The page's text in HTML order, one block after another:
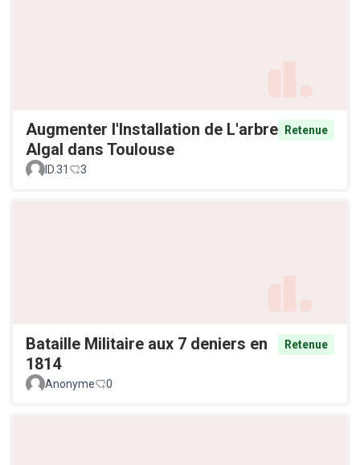
Augmenter l'Installation de L'arbre
Algal dans Toulouse
Retenue
ID.31 3
Bataille Militaire aux 7 deniers en
1814
Retenue
Anonyme 0